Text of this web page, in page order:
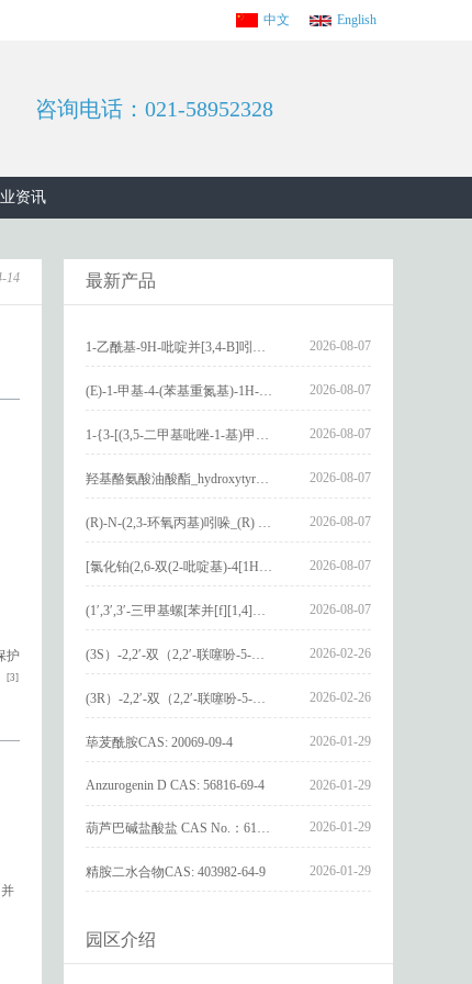
中文 English
咨询电话：021-58952328
资讯
14
护
[3]
最新产品
2026-08-07
2026-08-07
2026-08-07
2026-08-07
2026-08-07
2026-08-07
2026-08-07
2026-02-26
2026-02-26
荜茇酰胺CAS: 20069-09-4 2026-01-29
Anzurogenin D CAS: 56816-69-4 2026-01-29
2026-01-29
精胺二水合物CAS: 403982-64-9 2026-01-29
园区介绍